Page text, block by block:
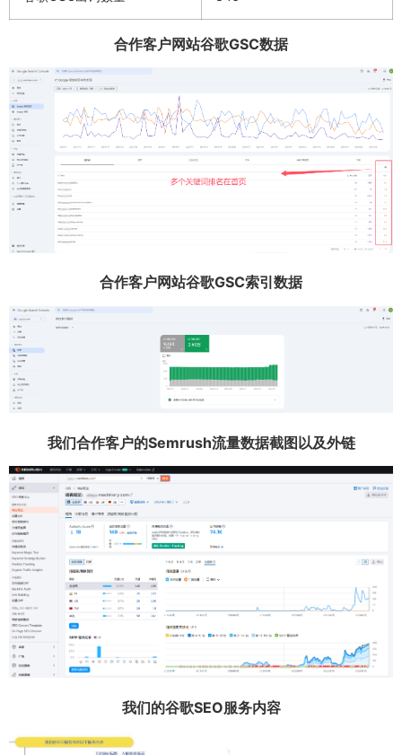
合作客户网站谷歌GSC数据
合作客户网站谷歌GSC索引数据
我们合作客户的Semrush流量数据截图以及外链
我们的谷歌SEO服务内容